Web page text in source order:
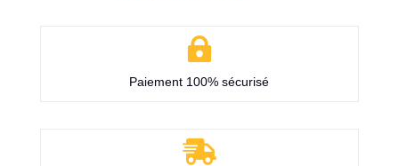

Paiement 100% sécurisé
